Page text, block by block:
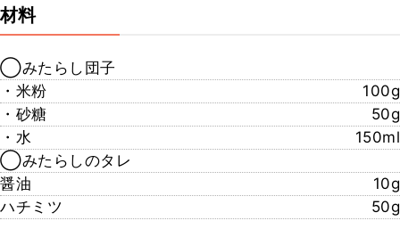
材料
◯みたらし団子
・米粉
100g
・砂糖
50g
・水
150ml
◯みたらしのタレ
醤油
10g
ハチミツ
50g